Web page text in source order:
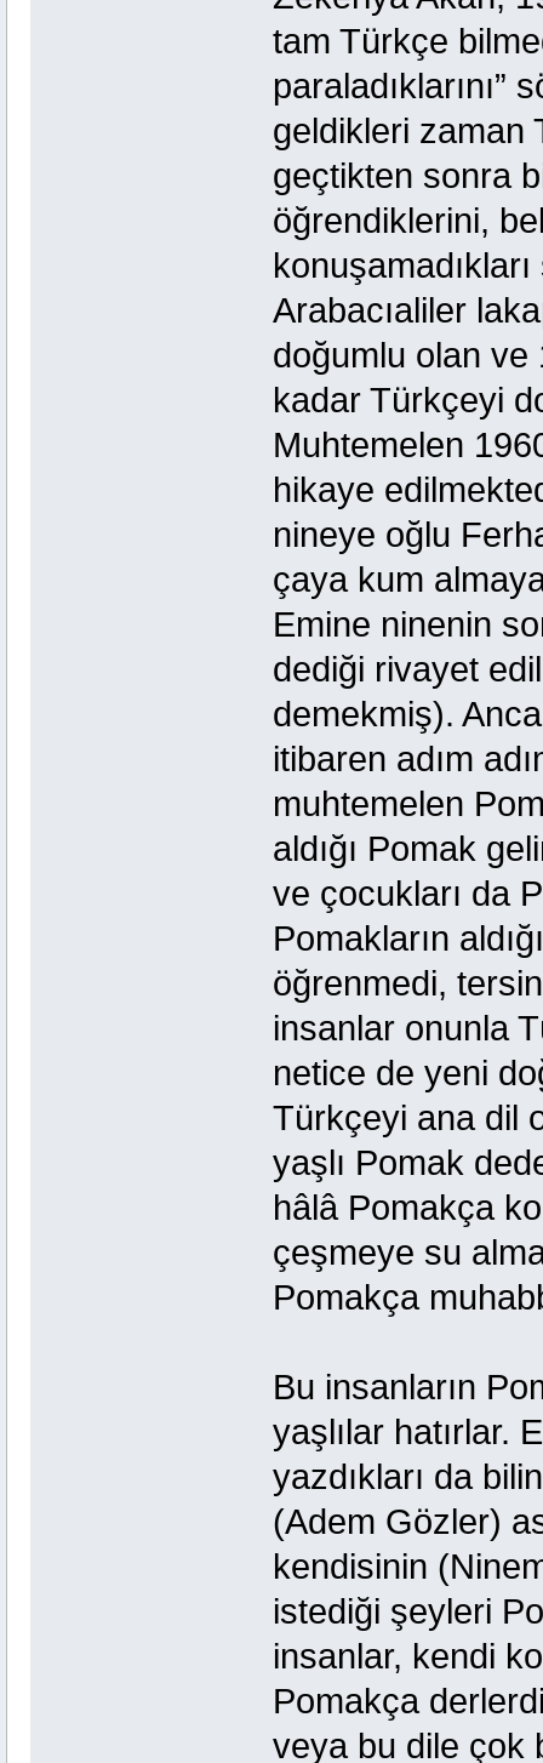
tam Türkçe
paraladıklarını”
geldikleri zaman
geçtikten sonra
öğrendiklerini,
Arabacıaliler
doğumlu olan ve
kadar Türkçeyi
Muhtemelen
hikaye
nineye oğlu
çaya kum
Emine ninenin
dediği rivayet
demekmiş).
itibaren adım
muhtemelen
aldığı Pomak
ve çocukları da
Pomakların
öğrenmedi,
insanlar onunla
netice de yeni
Türkçeyi ana dil
yaşlı Pomak
hâlâ Pomakça
çeşmeye su
Pomakça
Bu insanların
yaşlılar hatırlar.
yazdıkları da
(Adem Gözler)
kendisinin
istediği şeyleri
insanlar, kendi
Pomakça
veya bu dile çok